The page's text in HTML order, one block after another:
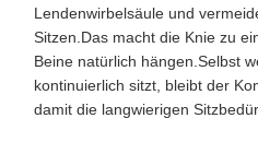
Lendenwirbelsäule und
Sitzen.Das macht die Knie zu
Beine natürlich hängen.Selbst
kontinuierlich sitzt, bleibt der
damit die langwierigen